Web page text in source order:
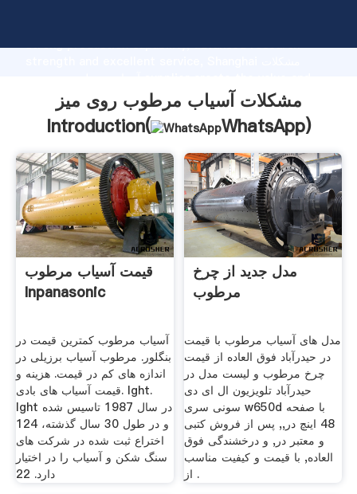
strong production capability, advanced research
bring values to all of customers.
مشکلات آسیاب مرطوب روی میز
Introduction(
WhatsApp)
قیمت آسیاب مرطوب
Inpanasonic
آسیاب مرطوب کمترین قیمت در
بنگلور. مرطوب آسیاب برزیلی در
اندازه های کم در قیمت. هزینه و
قیمت آسیاب های بادی. lght.
lght در سال 1987 تاسیس شده
و در طول 30 سال گذشته، 124
اختراع ثبت شده در شركت های
سنگ شكن و آسیاب را در اختیار
دارد. 22
مدل جدید از چرخ
مرطوب
مدل های آسیاب مرطوب با قیمت
در حیدرآباد فوق العاده از قیمت
چرخ مرطوب و لیست مدل در
حیدرآباد تلویزیون ال ای دی
سونی سری w650d با صفحه
48 اینچ در,, پس از فروش كتبی
و معتبر در, و درخشندگی فوق
العاده, با قیمت و کیفیت مناسب
از .